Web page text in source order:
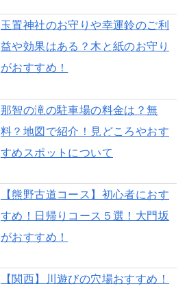
玉置神社のお守りや幸運鈴のご利
益や効果はある？木と紙のお守り
がおすすめ！
那智の滝の駐車場の料金は？無
料？地図で紹介！見どころやおす
すめスポットについて
【熊野古道コース】初心者におす
すめ！日帰りコース５選！大門坂
がおすすめ！
【関西】川遊びの穴場おすすめ！